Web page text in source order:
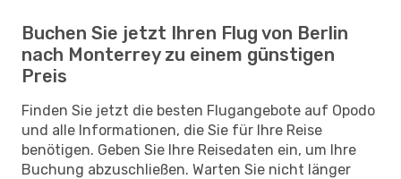
Buchen Sie jetzt Ihren Flug von Berlin
nach Monterrey zu einem günstigen
Preis
Finden Sie jetzt die besten Flugangebote auf Opodo
und alle Informationen, die Sie für Ihre Reise
benötigen. Geben Sie Ihre Reisedaten ein, um Ihre
Buchung abzuschließen. Warten Sie nicht länger